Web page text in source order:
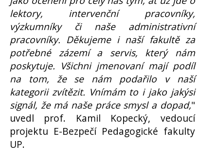
lektory, intervenční pracovníky,
výzkumníky či naše administrativní
pracovníky. Děkujeme i naší fakultě za
potřebné zázemí a servis, který nám
poskytuje. Všichni jmenovaní mají podíl
na tom, že se nám podařilo v naší
kategorii zvítězit. Vnímám to i jako jakýsi
signál, že má naše práce smysl a dopad,"
uvedl prof. Kamil Kopecký, vedoucí
projektu E-Bezpečí Pedagogické fakulty
UP.